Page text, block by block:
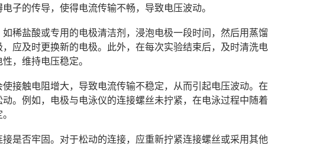
子的传导，使得电流传输不畅，导致电压波动。
稀盐酸或专用的电极清洁剂，浸泡电极一段时间，然后用蒸馏
应及时更换新的电极。此外，在每次实验结束后，及时清洗电
，维持电压稳定。
接触电阻增大，导致电流传输不稳定，从而引起电压波动。在
。例如，电极与电泳仪的连接螺丝未拧紧，在电泳过程中随着
是否牢固。对于松动的连接，应重新拧紧连接螺丝或采用其他